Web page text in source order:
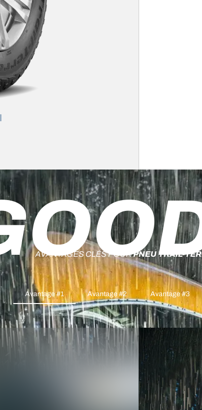
AVANTAGES CLÉS POURPNEU TRAIL-
Avantage #1 Avantage #2 Avantage #3